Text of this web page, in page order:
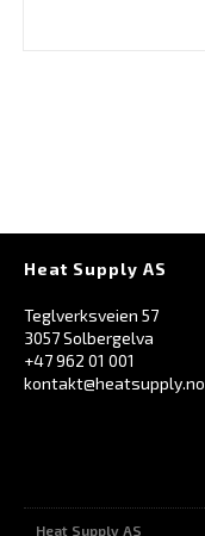
Heat Supply AS
Teglverksveien 57
3057 Solbergelva
+47 962 01 001
kontakt@heatsupply.no
Heat Supply AS